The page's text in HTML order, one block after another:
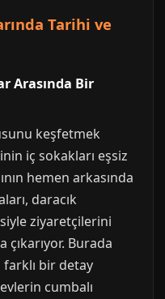
Tarihi ve
Arasında Bir
keşfetmek
iç sokakları eşsiz
hemen arkasında
daracık
ziyaretçilerini
Burada
bir detay
cumbalı